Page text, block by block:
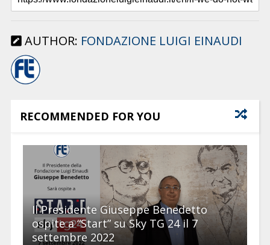
AUTHOR: FONDAZIONE LUIGI EINAUDI
RECOMMENDED FOR YOU
Il Presidente Giuseppe Benedetto
ospite a “Start” su Sky TG 24 il 7
settembre 2022